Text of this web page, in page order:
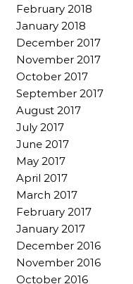
February 2018
January 2018
December 2017
November 2017
October 2017
September 2017
August 2017
July 2017
June 2017
May 2017
April 2017
March 2017
February 2017
January 2017
December 2016
November 2016
October 2016